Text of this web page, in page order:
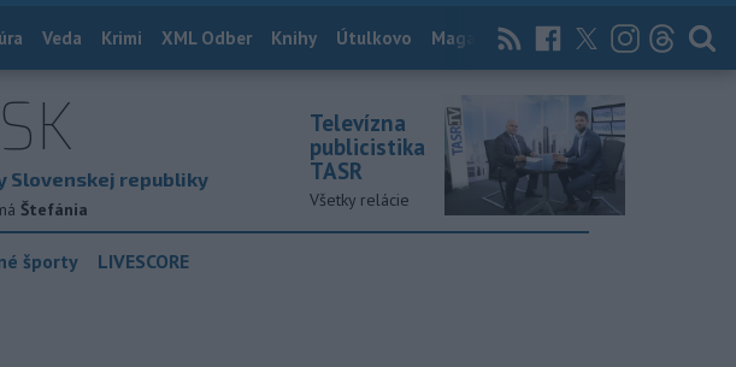
Veda Krimi XML Odber Knihy Útulkovo Magazín News Now Archív
Slovenskej republiky
Štefánia
Televízna
publicistika
TASR
Všetky relácie
športy LIVESCORE